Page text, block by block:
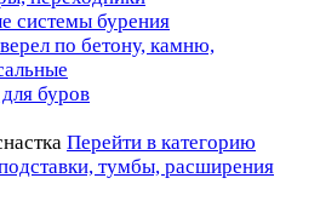
системы бурения
по бетону, камню,
буров
Перейти в категорию
тумбы, расширения